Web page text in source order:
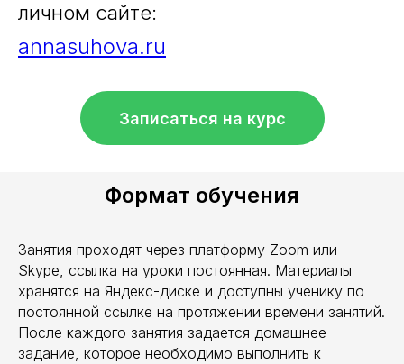
личном сайте:
annasuhova.ru
Записаться на курс
Формат обучения
Занятия проходят через платформу Zoom или
Skype, ссылка на уроки постоянная. Материалы
хранятся на Яндекс-диске и доступны ученику по
постоянной ссылке на протяжении времени занятий.
После каждого занятия задается домашнее
задание, которое необходимо выполнить к